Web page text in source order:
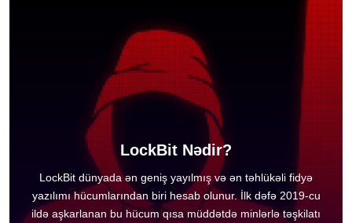
LockBit Nədir?
LockBit dünyada ən geniş yayılmış və ən təhlükəli fidyə
yazılımı hücumlarından biri hesab olunur. İlk dəfə 2019-cu
ildə aşkarlanan bu hücum qısa müddətdə minlərlə təşkilatı